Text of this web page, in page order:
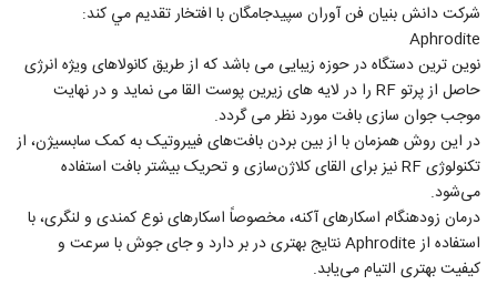
شركت دانش بنيان فن آوران سپيدجامگان با افتخار تقديم مي كند:
Aphrodite
نوین ترین دستگاه در حوزه زیبایی می باشد که از طریق کانولاهای ویژه انرژی
حاصل از پرتو RF را در لایه های زیرین پوست القا می نماید و در نهایت
موجب جوان سازی بافت مورد نظر می گردد.
در این روش همزمان با از بین بردن بافت‌های فیبروتیک به کمک سابسیژن، از
تکنولوژی RF نیز برای القای کلاژن‌سازی و تحریک بیشتر بافت استفاده
می‌شود.
درمان زودهنگام اسکارهای آکنه، مخصوصاً اسکارهای نوع کمندی و لنگری، با
استفاده از Aphrodite نتایج بهتری در بر دارد و جای جوش با سرعت و
کیفیت بهتری التیام می‌یابد.